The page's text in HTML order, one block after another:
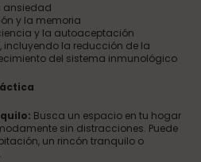
ansiedad
y la memoria
y la autoaceptación
incluyendo la reducción de la
del sistema inmunológico
Busca un espacio en tu hogar
sin distracciones. Puede
un rincón tranquilo o